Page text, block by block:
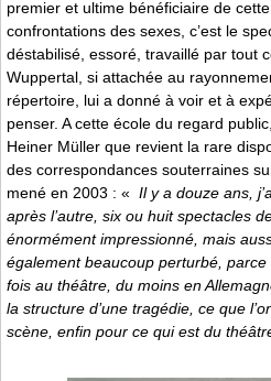
premier et ultime bénéficiaire de
confrontations des sexes, c’est le
déstabilisé, essoré, travaillé par tout
Wuppertal, si attachée au
répertoire, lui a donné à voir et à
penser. A cette école du regard
Heiner Müller que revient la rare
des correspondances souterraines
mené en 2003 : « Il y a douze ans,
après l’autre, six ou huit spectacles
énormément impressionné, mais
également beaucoup perturbé,
fois au théâtre, du moins en
la structure d’une tragédie, ce que
scène, enfin pour ce qui est du